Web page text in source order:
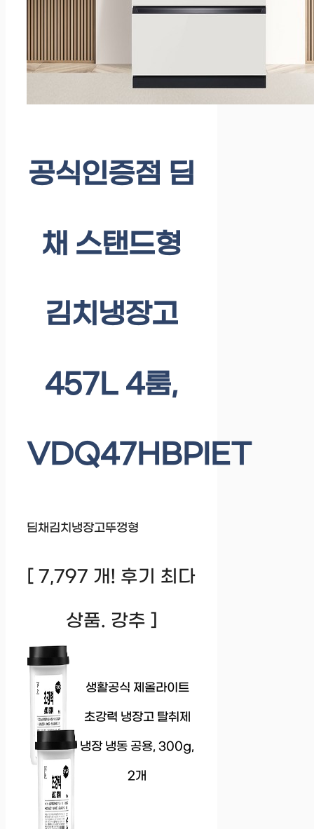
공식인증점 딤
채 스탠드형
김치냉장고
457L 4룸,
VDQ47HBPIET
딤채김치냉장고뚜껑형
[ 7,797 개! 후기 최다
상품. 강추 ]
생활공식 제올라이트
초강력 냉장고 탈취제
냉장 냉동 공용, 300g,
2개